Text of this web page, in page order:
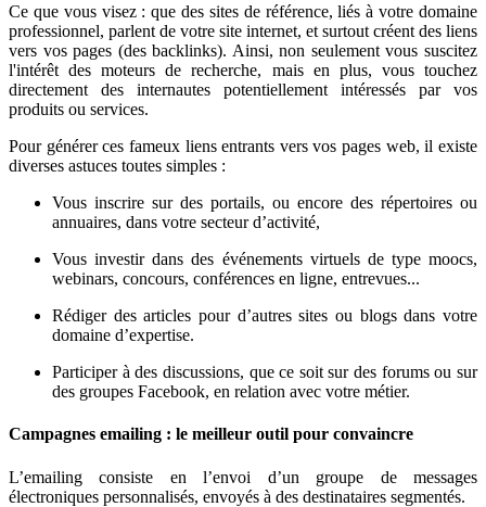
Ce que vous visez : que des sites de référence, liés à votre domaine
professionnel, parlent de votre site internet, et surtout créent des liens
vers vos pages (des backlinks). Ainsi, non seulement vous suscitez
l'intérêt des moteurs de recherche, mais en plus, vous touchez
directement des internautes potentiellement intéressés par vos
produits ou services.
Pour générer ces fameux liens entrants vers vos pages web, il existe
diverses astuces toutes simples :
Vous inscrire sur des portails, ou encore des répertoires ou
annuaires, dans votre secteur d’activité,
Vous investir dans des événements virtuels de type moocs,
webinars, concours, conférences en ligne, entrevues...
Rédiger des articles pour d’autres sites ou blogs dans votre
domaine d’expertise.
Participer à des discussions, que ce soit sur des forums ou sur
des groupes Facebook, en relation avec votre métier.
Campagnes emailing : le meilleur outil pour convaincre
L’emailing consiste en l’envoi d’un groupe de messages
électroniques personnalisés, envoyés à des destinataires segmentés.